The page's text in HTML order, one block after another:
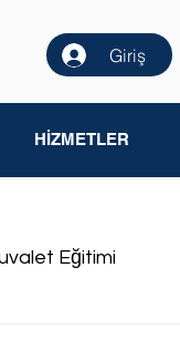
Giriş
HİZMETLER
Eğitimi